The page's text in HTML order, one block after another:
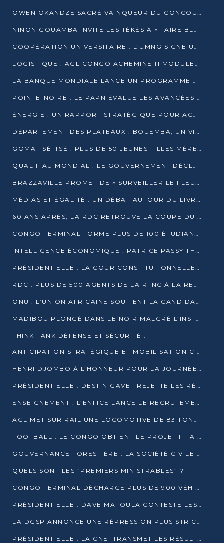
OWEN OKANDZE SACRÉ VAINQUEUR DU CONCOURS SLAM POUR LA VIE
NINON GOUAMBA INVITE LES TÉKÉS À « FAIRE BLOC » POUR PESER DANS LE DÉBAT NATIONAL
COOPÉRATION UNIVERSITAIRE : L’UMNG SIGNE UN ACCORD STRATÉGIQUE AVEC L’UNIVERSITÉ HAINAN EN CHINE
LOGISTIQUE : AGL CONGO ACHEMINE 11 MODULES GÉANTS JUSQU’À BRAZZAVILLE
LA BANQUE MONDIALE LANCE UN PROGRAMME DE 394 MILLIONS DE DOLLARS POUR LE BASSIN DU CONGO
POINTE-NOIRE : LE PAPN ÉVALUE LES AVANCÉES DU MÔLE EST
ÉNERGIE : UN RAPPORT STRATÉGIQUE POUR ACCÉLÉRER LA TRANSITION AU CONGO
DÉPARTEMENT DES PLATEAUX : BOUEMBA, UN VIVIER ÉCONOMIQUE PRÊT À EXPLOSER
GOMA TSÉ-TSÉ : PLUS DE 50 JEUNES FILLES MÈRES SENSIBILISÉES À LA SANTÉ SEXUELLE
QUALIF AU MONDIAL : LE GOUVERNEMENT DÉCLARE LA JOURNÉE DU 1ER AVRIL 2026 CHÔMÉE ET PAYÉE
BRAZZAVILLE PROMET DE « SURVEILLER LE FLEUVE » APRÈS LA QUALIFICATION DE LA RDC AU MONDIAL
MÉDIAS ET ÉGALITÉ : UN DÉBAT AUTOUR DU LIVRE « CES FEMMES QUI REPRENNENT LE POUVOIR SUR LEUR VIE »
60 ANS APRÈS, LA RDC RETROUVE LA COUPE DU MONDE
CONGO TERMINAL FORME PLUS DE 100 ÉTUDIANTS AUX TECHNIQUES D’EMBAUCHE
INTELLIGENCE ÉCONOMIQUE : PATRICE PASSY THÉORISE UNE STRATÉGIE ADAPTÉE AUX CONTEXTES FRAGMENTÉS
PRÉSIDENTIELLE : LA COUR CONSTITUTIONNELLE CONFIRME LA VICTOIRE DE SASSOU NGUESSO AVEC 94,90 % DES SUFFRAGES
RDC : PLUS DE 500 AGENTS DE LA RTNC À LA RETRAITE, UNE PAGE SE TOURNE
ONU : L’UNION AFRICAINE SOUTIENT LA CANDIDATURE DE MACKY SALL
MADIBOU PLONGÉ DANS LE NOIR MALGRÉ L’INSTALLATION D’UN NOUVEAU TRANSFORMATEUR
THINK TANK DÉFENSE ET SÉCURITÉ :
ANTICIPATION STRATÉGIQUE ET MOBILISATION CITOYENNE POUR NOTRE SOUVERAINETÉ NATIONALE
HENRI DJOMBO À L’HONNEUR POUR LA JOURNÉE MONDIALE DU THÉÂTRE
PRÉSIDENTIELLE : DESTIN GAVET REJETTE LES RÉSULTATS ET APPELLE À UN DIALOGUE NATIONAL
ENSEIGNEMENT : L’ENFICE LANCE LE RECRUTEMENT DE SA PREMIÈRE PROMOTION DE PROFESSEURS DES ÉCOLES
AGL MET SUR RAIL UNE LOCOMOTIVE DE 83 TONNES À POINTE-NOIRE
FOOTBALL : LE CONGO OBTIENT LE PROJET FIFA ARENA POUR SES 15 DÉPARTEMENTS
GOUVERNANCE FORESTIÈRE : LA SOCIÉTÉ CIVILE CONGOLAISE AFFICHE SES PRIORITÉS POUR 2026
QUELS SONT LES “PREMIERS MINISTRABLES” ?
CONGO TERMINAL DÉCHARGE PLUS DE 900 VÉHICULES EN QUELQUES HEURES
PRÉSIDENTIELLE : DAVE MAFOULA CONTESTE LES RÉSULTATS PROVISOIRES
LA DGSP ANNONCE UNE RÉPRESSION PLUS STRICTE CONTRE LES MOTO-TAXIS
PRÉSIDENTIELLE : LA CNEI TRANSMET LES RÉSULTATS PROVISOIRES À LA COUR CONSTITUTIONNELLE